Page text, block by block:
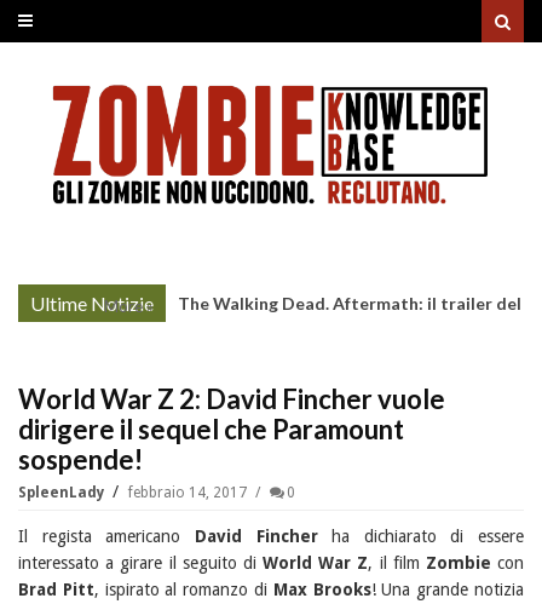
Ultime Notizie
More »
The Walking Dead. Aftermath: il trailer del
World War Z 2: David Fincher vuole
dirigere il sequel che Paramount
sospende!
SpleenLady febbraio 14, 2017 0
Il regista americano David Fincherha dichiarato di essere
interessato a girare il seguito di World War Z, il film Zombie con
Brad Pitt, ispirato al romanzo di Max Brooks! Una grande notizia